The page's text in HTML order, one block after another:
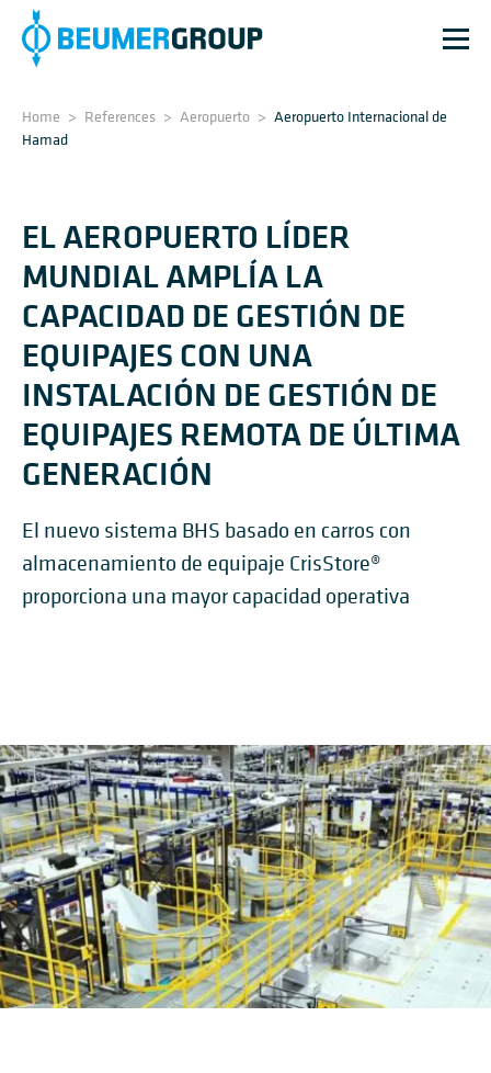
Home > References > Aeropuerto > Aeropuerto Internacional de
Hamad
EL AEROPUERTO LÍDER
MUNDIAL AMPLÍA LA
CAPACIDAD DE GESTIÓN DE
EQUIPAJES CON UNA
INSTALACIÓN DE GESTIÓN DE
EQUIPAJES REMOTA DE ÚLTIMA
GENERACIÓN
El nuevo sistema BHS basado en carros con
almacenamiento de equipaje CrisStore®
proporciona una mayor capacidad operativa